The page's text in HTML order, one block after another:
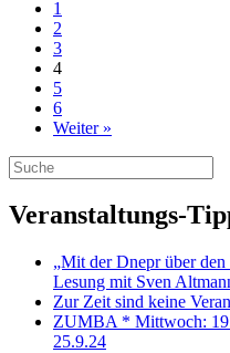
1
2
3
4
5
6
Weiter »
Veranstaltungs-
„Mit der Dnepr über
Lesung mit Sven
Zur Zeit sind keine
ZUMBA * Mittwoch:
25.9.24